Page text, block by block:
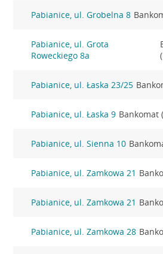
Pabianice, ul. Grobelna 8
Pabianice, ul. Grota
Roweckiego 8a
Pabianice, ul. Łaska 23/25
Pabianice, ul. Łaska 9 Bankomat
Pabianice, ul. Sienna 10
Pabianice, ul. Zamkowa 21
Pabianice, ul. Zamkowa 21
Pabianice, ul. Zamkowa 28